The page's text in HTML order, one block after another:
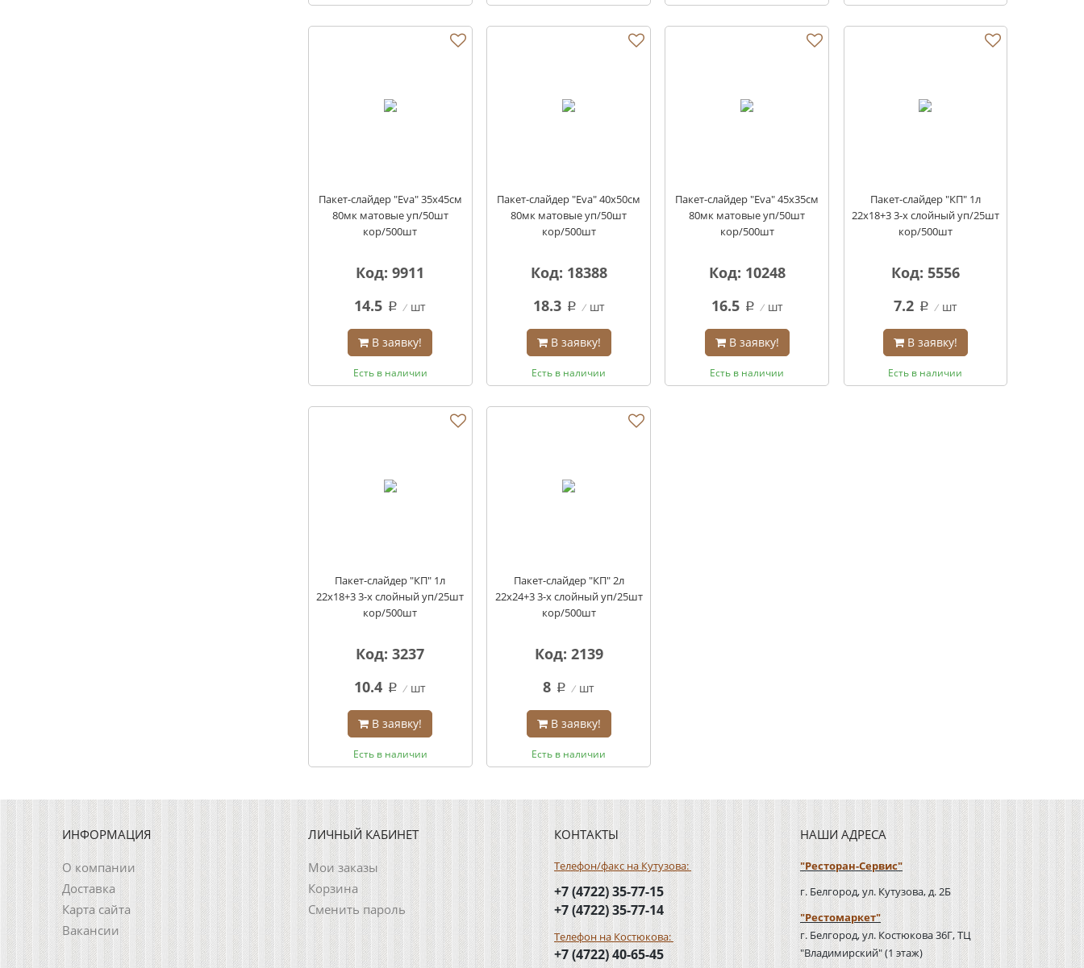
Пакет-слайдер "Eva" 35х45см
80мк матовые уп/50шт
кор/500шт
Код: 9911
14.5 q шт
В заявку!
Есть в наличии
Пакет-слайдер "Eva" 40х50см
80мк матовые уп/50шт
кор/500шт
Код: 18388
18.3 q шт
В заявку!
Есть в наличии
Пакет-слайдер "Eva" 45х35см
80мк матовые уп/50шт
кор/500шт
Код: 10248
16.5 q шт
В заявку!
Есть в наличии
Пакет-слайдер "КП" 1л
22х18+3 3-х слойный уп/25шт
кор/500шт
Код: 5556
7.2 q шт
В заявку!
Есть в наличии
Пакет-слайдер "КП" 1л
22х18+3 3-х слойный уп/25шт
кор/500шт
Код: 3237
10.4 q шт
В заявку!
Есть в наличии
Пакет-слайдер "КП" 2л
22х24+3 3-х слойный уп/25шт
кор/500шт
Код: 2139
8 q шт
В заявку!
Есть в наличии
ИНФОРМАЦИЯ
О компании
Доставка
Карта сайта
Вакансии
ЛИЧНЫЙ КАБИНЕТ
Мои заказы
Корзина
Сменить пароль
КОНТАКТЫ
Телефон/факс на Кутузова:
+7 (4722) 35-77-15
+7 (4722) 35-77-14
Телефон на Костюкова:
+7 (4722) 40-65-45
НАШИ АДРЕСА
"Ресторан-Сервис"
г. Белгород, ул. Кутузова, д. 2Б
"Рестомаркет"
г. Белгород, ул. Костюкова 36Г, ТЦ
"Владимирский" (1 этаж)